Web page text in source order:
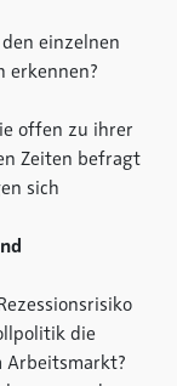
einzelnen
erkennen?
offen zu ihrer
Zeiten befragt
sich
die
Arbeitsmarkt?